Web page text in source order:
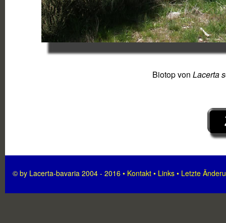
Biotop von Lacerta
© by Lacerta-bavaria 2004 - 2016 • Kontakt • Links • Letzte